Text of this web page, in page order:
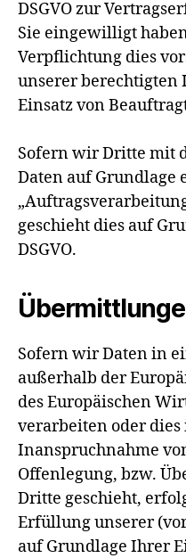
DSGVO zur
Sie eingewilligt
Verpflichtung dies
unserer berechtigten
Einsatz von
Sofern wir Dritte mit
Daten auf Grundlage
geschieht dies auf
DSGVO.
Sofern wir Daten in
außerhalb der
des Europäischen
verarbeiten oder dies
Inanspruchnahme
Offenlegung, bzw.
Dritte geschieht,
Erfüllung unserer
auf Grundlage Ihrer